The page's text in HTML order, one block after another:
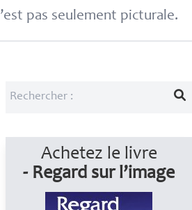
pas seulement picturale.
Achetez le livre
- Regard sur l’image